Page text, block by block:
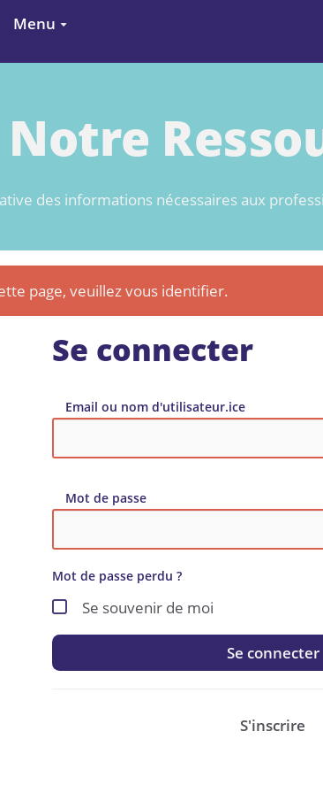
Menu
Notre
des informations nécessaires aux
page, veuillez vous identifier.
Se connecter
Email ou nom d'utilisateur.ice
Mot de passe
Mot de passe perdu ?
Se souvenir de moi
Se connecter
S'inscrire